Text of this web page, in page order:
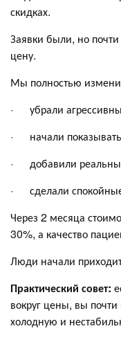
скидках.
Заявки были, но
цену.
Мы полностью
· убрали
· начали
· добавили
· сделали
Через 2 месяца
30%, а качество
Люди начали
Практический совет:
вокруг цены, вы почти
холодную и